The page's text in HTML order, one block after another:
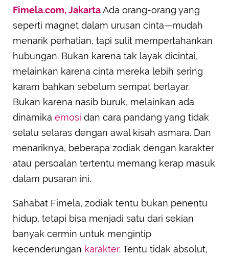
Mencoba
Aquarius: Antara Bebas dan Tak Siap Terikat
Scorpio: Intensitas yang Membuat Mundur
Gemini: Penuh Rasa Ingin Tahu, tapi Cepat
Kehilangan Fokus
Capricorn: Cinta yang Terhalang oleh Realitas
Pisces: Tenggelam dalam Imajinasi Sendiri
Fimela.com, JakartaAda orang-orang yang
seperti magnet dalam urusan cinta—mudah
menarik perhatian, tapi sulit mempertahankan
hubungan. Bukan karena tak layak dicintai,
melainkan karena cinta mereka lebih sering
karam bahkan sebelum sempat berlayar.
Bukan karena nasib buruk, melainkan ada
dinamika emosi dan cara pandang yang tidak
selalu selaras dengan awal kisah asmara. Dan
menariknya, beberapa zodiak dengan karakter
atau persoalan tertentu memang kerap masuk
dalam pusaran ini.
Sahabat Fimela, zodiak tentu bukan penentu
hidup, tetapi bisa menjadi satu dari sekian
banyak cermin untuk mengintip
kecenderungan karakter. Tentu tidak absolut,